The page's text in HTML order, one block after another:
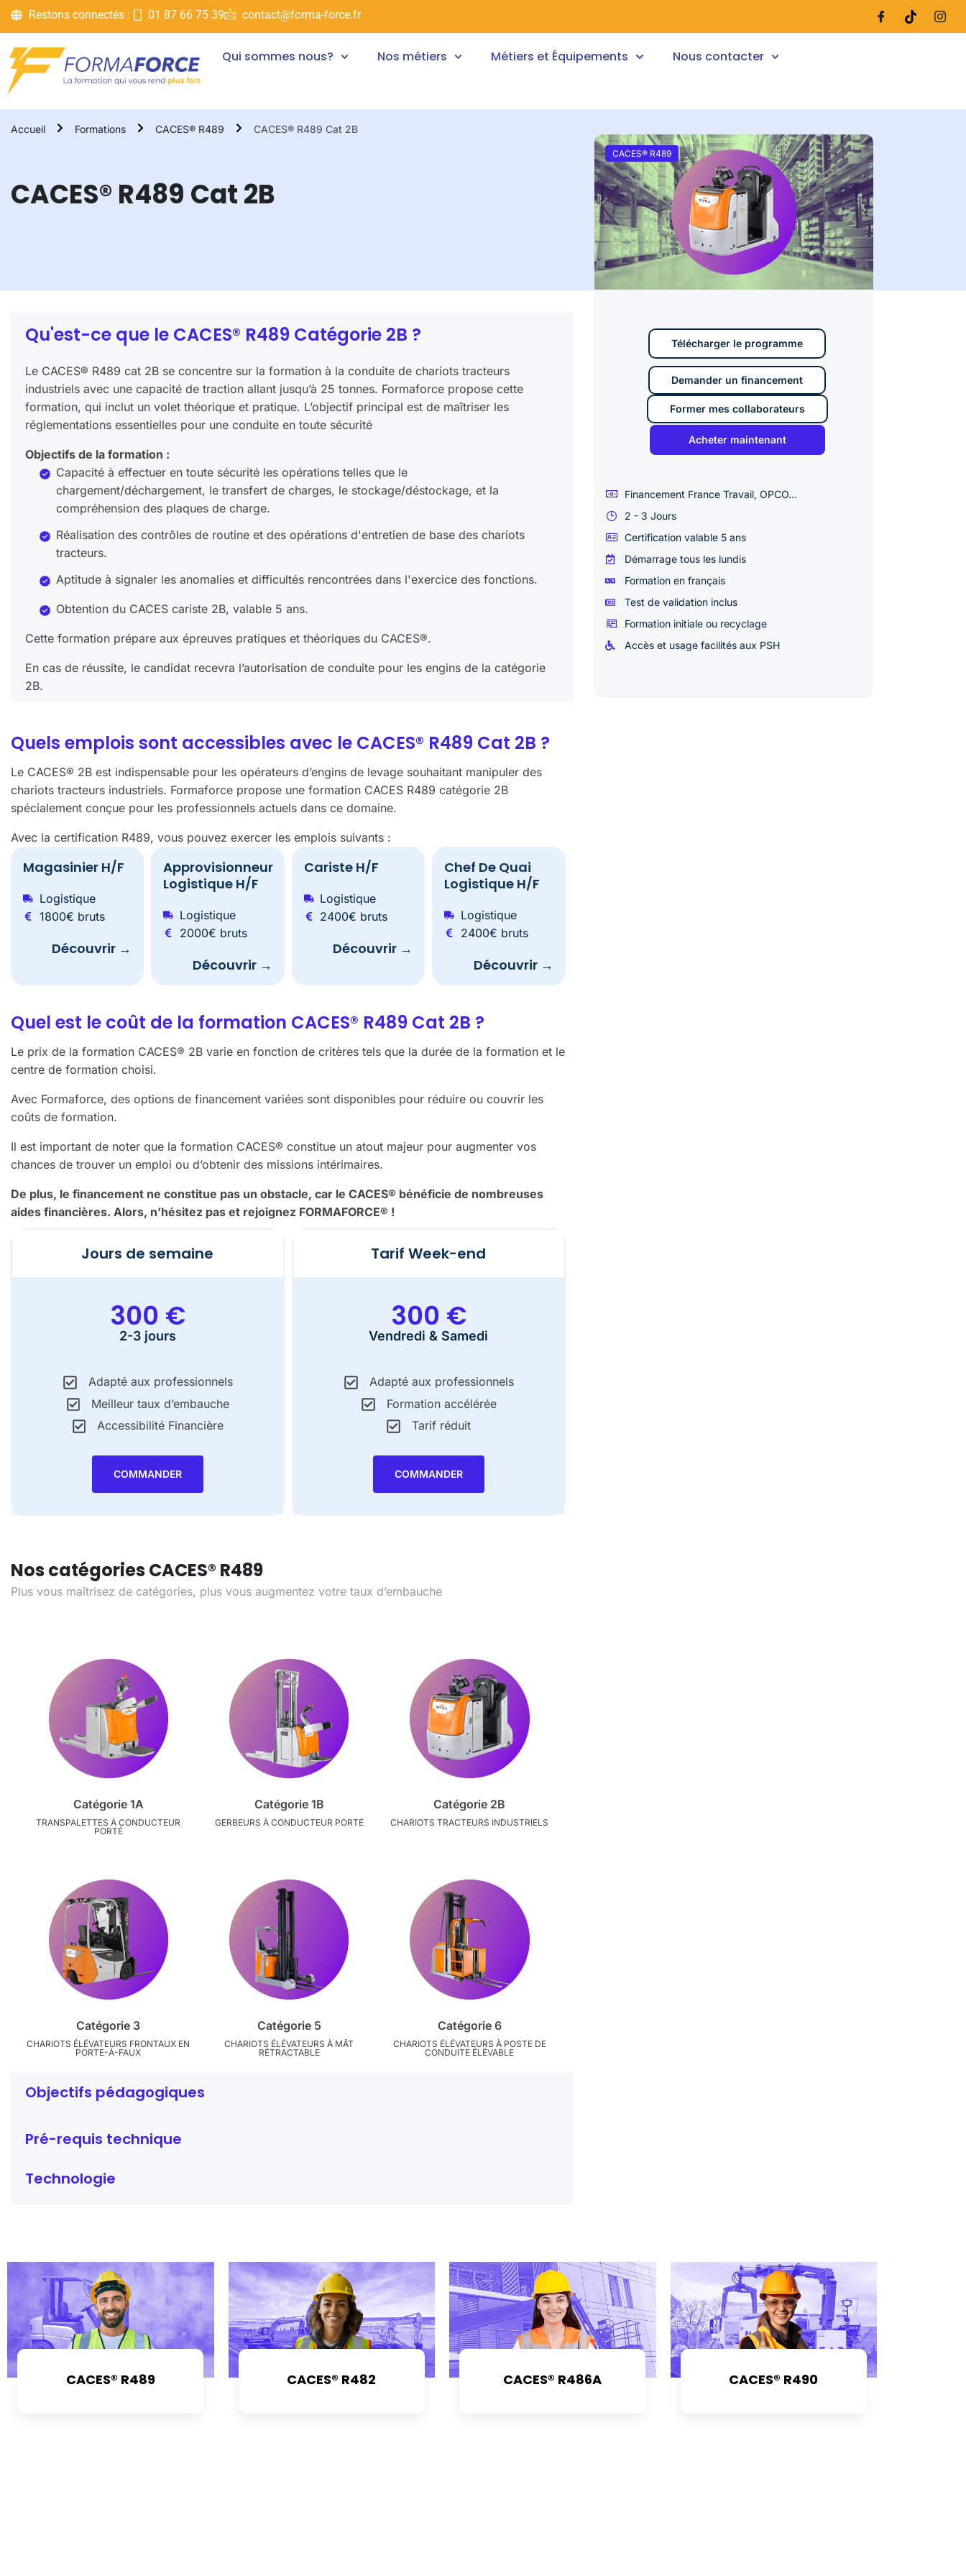
Restons connectés : 01 87 66 75 39 contact@forma-force.fr
Qui sommes nous? Nos métiers Métiers et Équipements Nous contacter
Accueil Formations CACES® R489 CACES® R489 Cat 2B
CACES® R489 Cat 2B
Qu'est-ce que le CACES® R489 Catégorie 2B ?
Le CACES® R489 cat 2B se concentre sur la formation à la conduite de chariots tracteurs
industriels avec une capacité de traction allant jusqu’à 25 tonnes. Formaforce propose cette
formation, qui inclut un volet théorique et pratique. L’objectif principal est de maîtriser les
réglementations essentielles pour une conduite en toute sécurité
Objectifs de la formation :
Capacité à effectuer en toute sécurité les opérations telles que le
chargement/déchargement, le transfert de charges, le stockage/déstockage, et la
compréhension des plaques de charge.
Réalisation des contrôles de routine et des opérations d'entretien de base des chariots
tracteurs.
Aptitude à signaler les anomalies et difficultés rencontrées dans l'exercice des fonctions.
Obtention du CACES cariste 2B, valable 5 ans.
Cette formation prépare aux épreuves pratiques et théoriques du CACES®.
En cas de réussite, le candidat recevra l’autorisation de conduite pour les engins de la catégorie
2B.
Quels emplois sont accessibles avec le CACES® R489 Cat 2B ?
Le CACES® 2B est indispensable pour les opérateurs d’engins de levage souhaitant manipuler des
chariots tracteurs industriels. Formaforce propose une formation CACES R489 catégorie 2B
spécialement conçue pour les professionnels actuels dans ce domaine.
Avec la certification R489, vous pouvez exercer les emplois suivants :
Magasinier H/F
Logistique
1800€ bruts
Découvrir →
Approvisionneur
Logistique H/F
Logistique
2000€ bruts
Découvrir →
Cariste H/F
Logistique
2400€ bruts
Découvrir →
Chef De Quai
Logistique H/F
Logistique
2400€ bruts
Découvrir →
Quel est le coût de la formation CACES® R489 Cat 2B ?
Le prix de la formation CACES® 2B varie en fonction de critères tels que la durée de la formation et le
centre de formation choisi.
Avec Formaforce, des options de financement variées sont disponibles pour réduire ou couvrir les
coûts de formation.
Il est important de noter que la formation CACES® constitue un atout majeur pour augmenter vos
chances de trouver un emploi ou d’obtenir des missions intérimaires.
De plus, le financement ne constitue pas un obstacle, car le CACES® bénéficie de nombreuses
aides financières. Alors, n’hésitez pas et rejoignez FORMAFORCE® !
Jours de semaine
300 €
2-3 jours​
Adapté aux professionnels
Meilleur taux d’embauche
Accessibilité Financière
COMMANDER
Tarif Week-end
300 €
Vendredi & Samedi
Adapté aux professionnels
Formation accélérée
Tarif réduit
COMMANDER
Nos catégories CACES® R489
Plus vous maîtrisez de catégories, plus vous augmentez votre taux d’embauche
Catégorie 1A
TRANSPALETTES À CONDUCTEUR
PORTÉ
Catégorie 1B
GERBEURS À CONDUCTEUR PORTÉ
Catégorie 2B
CHARIOTS TRACTEURS INDUSTRIELS
Catégorie 3
CHARIOTS ÉLÉVATEURS FRONTAUX EN
PORTE-À-FAUX
Catégorie 5
CHARIOTS ÉLÉVATEURS À MÂT
RÉTRACTABLE
Catégorie 6
CHARIOTS ÉLÉVATEURS À POSTE DE
CONDUITE ÉLÉVABLE
Objectifs pédagogiques
Pré-requis technique
Technologie
CACES® R489
Télécharger le programme
Demander un financement
Former mes collaborateurs
Acheter maintenant
Financement France Travail, OPCO...
2 - 3 Jours
Certification valable 5 ans
Démarrage tous les lundis
Formation en français
Test de validation inclus
Formation initiale ou recyclage
Accès et usage facilités aux PSH
CACES® R489 CACES® R482 CACES® R486A CACES® R490